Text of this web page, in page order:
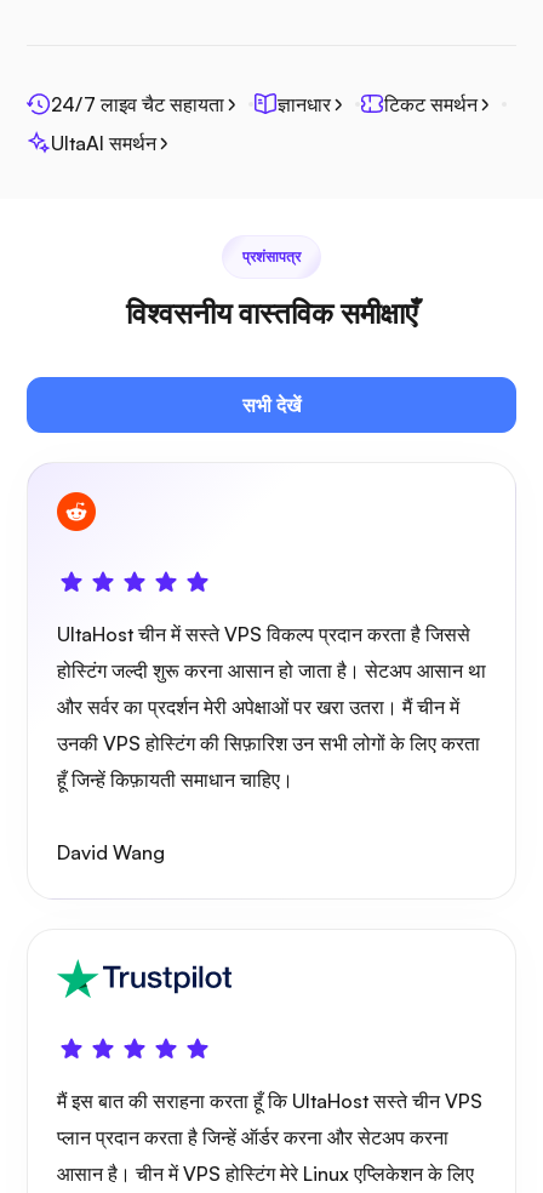
ओनकास्ट
वायरगार्ड
एक्सरे
24/7 लाइव चैट सहायता ज्ञानधार
टिकट समर्थन
UltaAI समर्थन
प्रशंसापत्र
विश्वसनीय वास्तविक समीक्षाएँ
सभी देखें
UltaHost चीन में सस्ते VPS विकल्प प्रदान करता है जिससे
होस्टिंग जल्दी शुरू करना आसान हो जाता है। सेटअप आसान था
और सर्वर का प्रदर्शन मेरी अपेक्षाओं पर खरा उतरा। मैं चीन में
उनकी VPS होस्टिंग की सिफ़ारिश उन सभी लोगों के लिए करता
हूँ जिन्हें किफ़ायती समाधान चाहिए।
David Wang
मैं इस बात की सराहना करता हूँ कि UltaHost सस्ते चीन VPS
प्लान प्रदान करता है जिन्हें ऑर्डर करना और सेटअप करना
आसान है। चीन में VPS होस्टिंग मेरे Linux एप्लिकेशन के लिए